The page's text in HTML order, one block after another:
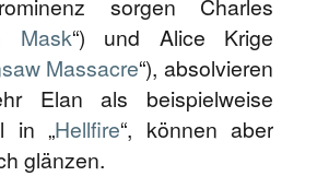
sorgen Charles
Mask“) und Alice Krige
Massacre“), absolvieren
Elan als beispielweise
in „Hellfire“, können aber
glänzen.